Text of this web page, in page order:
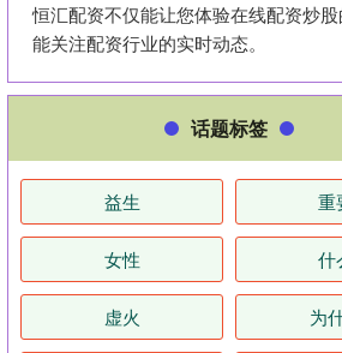
恒汇配资不仅能让您体验在线配资炒
能关注配资行业的实时动态。
话题标签
益生 重
女性 什
虚火 为